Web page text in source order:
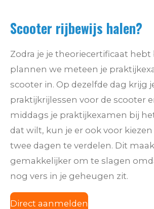
Scooter rijbewijs halen?
Zodra je je theoriecertificaat hebt
plannen we meteen je
scooter in. Op dezelfde dag krijg
praktijkrijlessen voor de scooter
middags je praktijkexamen bij het
dat wilt, kun je er ook voor
twee dagen te verdelen. Dit
gemakkelijker om te slagen
nog vers in je geheugen zit.
Direct aanmelden